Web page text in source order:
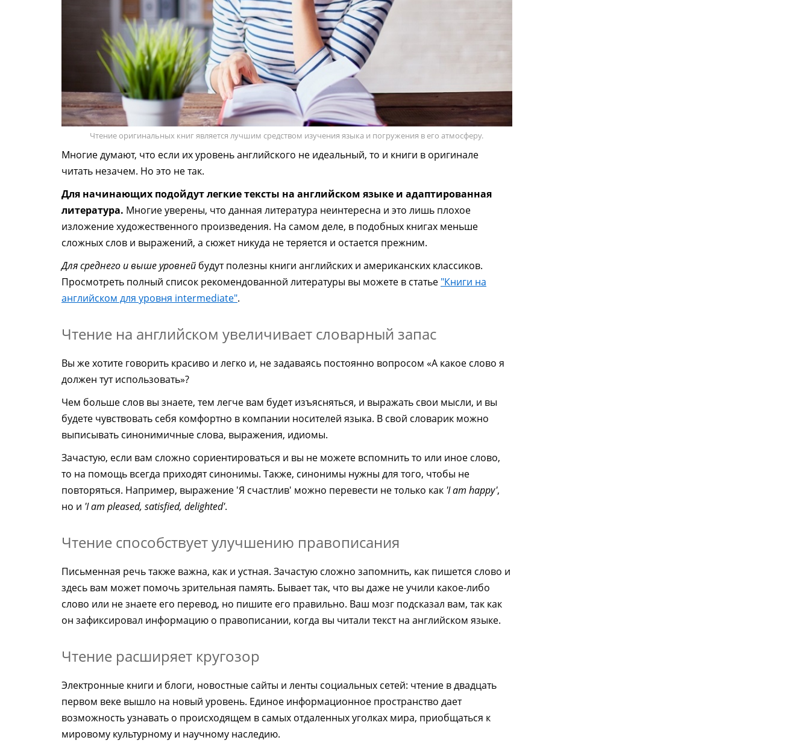
Чтение оригинальных книг является лучшим средством изучения языка и погружения в его атмосферу.
Многие думают, что если их уровень английского не идеальный, то и книги в оригинале
читать незачем. Но это не так.
Для начинающих подойдут легкие тексты на английском языке и адаптированная
литература. Многие уверены, что данная литература неинтересна и это лишь плохое
изложение художественного произведения. На самом деле, в подобных книгах меньше
сложных слов и выражений, а сюжет никуда не теряется и остается прежним.
Для среднего и выше уровней будут полезны книги английских и американских классиков.
Просмотреть полный список рекомендованной литературы вы можете в статье "Книги на
английском для уровня intermediate".
Чтение на английском увеличивает словарный запас
Вы же хотите говорить красиво и легко и, не задаваясь постоянно вопросом «А какое слово я
должен тут использовать»?
Чем больше слов вы знаете, тем легче вам будет изъясняться, и выражать свои мысли, и вы
будете чувствовать себя комфортно в компании носителей языка. В свой словарик можно
выписывать синонимичные слова, выражения, идиомы.
Зачастую, если вам сложно сориентироваться и вы не можете вспомнить то или иное слово,
то на помощь всегда приходят синонимы. Также, синонимы нужны для того, чтобы не
повторяться. Например, выражение 'Я счастлив' можно перевести не только как 'I am happy',
но и 'I am pleased, satisfied, delighted'.
Чтение способствует улучшению правописания
Письменная речь также важна, как и устная. Зачастую сложно запомнить, как пишется слово и
здесь вам может помочь зрительная память. Бывает так, что вы даже не учили какое-либо
слово или не знаете его перевод, но пишите его правильно. Ваш мозг подсказал вам, так как
он зафиксировал информацию о правописании, когда вы читали текст на английском языке.
Чтение расширяет кругозор
Электронные книги и блоги, новостные сайты и ленты социальных сетей: чтение в двадцать
первом веке вышло на новый уровень. Единое информационное пространство дает
возможность узнавать о происходящем в самых отдаленных уголках мира, приобщаться к
мировому культурному и научному наследию.